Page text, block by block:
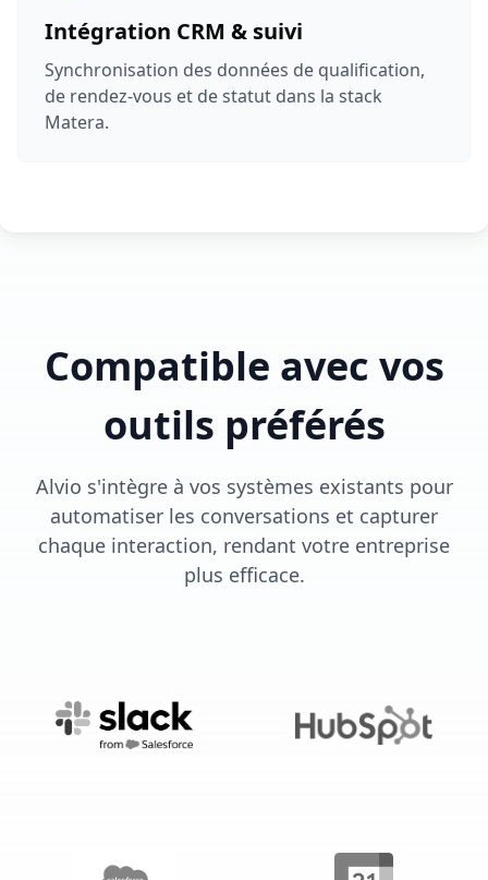
Intégration CRM & suivi
Synchronisation des données de qualification,
de rendez-vous et de statut dans la stack
Matera.
Compatible avec vos
outils préférés
Alvio s'intègre à vos systèmes existants pour
automatiser les conversations et capturer
chaque interaction, rendant votre entreprise
plus efficace.